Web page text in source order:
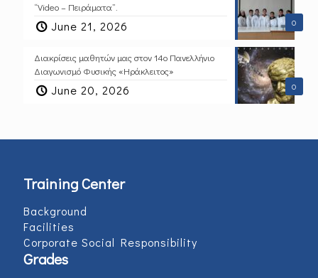
0
“Video – Πειράματα”.
June 21, 2026
0
Διακρίσεις μαθητών μας στον 14ο Πανελλήνιο
Διαγωνισμό Φυσικής «Ηράκλειτος»
June 20, 2026
Training Center
Background
Facilities
Corporate Social Responsibility
Grades